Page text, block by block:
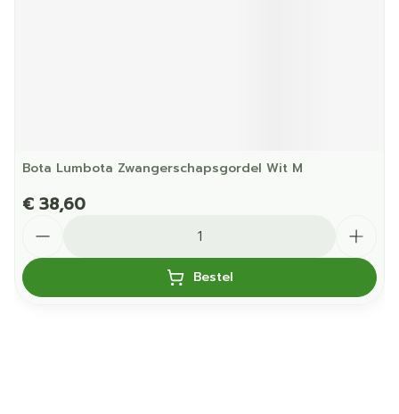
Bota Lumbota Zwangerschapsgordel Wit M
€ 38,60
Bestel